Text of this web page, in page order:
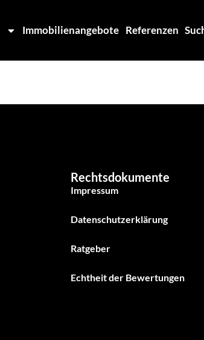
Immobilienangebote Referenzen
Rechtsdokumente
Impressum
Datenschutzerklärung
Ratgeber
Echtheit der Bewertungen